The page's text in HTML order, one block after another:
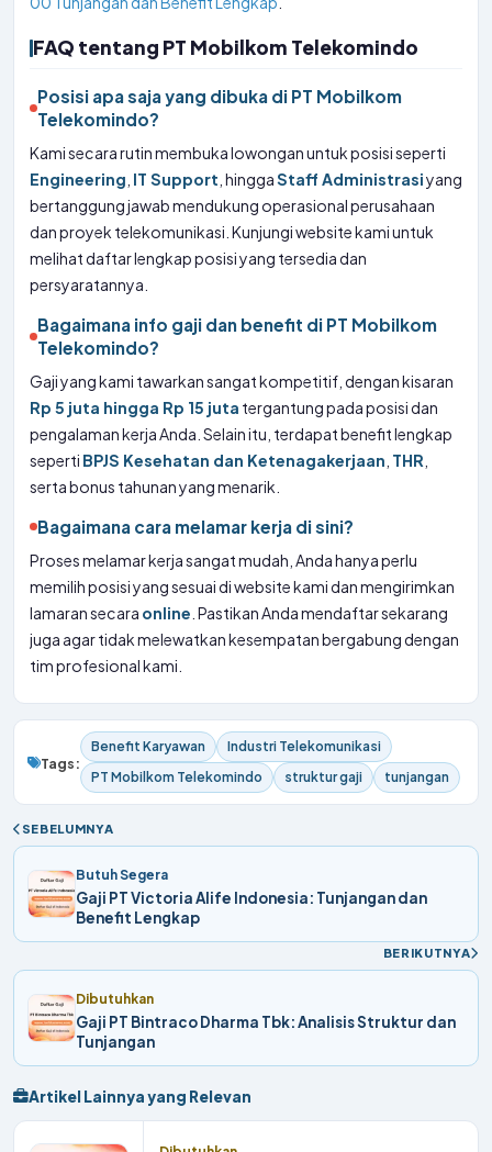
FAQ tentang PT Mobilkom Telekomindo
Posisi apa saja yang dibuka di PT Mobilkom
Telekomindo?
Kami secara rutin membuka lowongan untuk posisi seperti
Engineering IT Support , hinggaStaff Administrasiyang
bertanggung jawab mendukung operasional perusahaan
dan proyek telekomunikasi. Kunjungi website kami untuk
melihat daftar lengkap posisi yang tersedia dan
persyaratannya.
Bagaimana info gaji dan benefit di PT Mobilkom
Telekomindo?
Gaji yang kami tawarkan sangat kompetitif, dengan kisaran
Rp 5 juta hingga Rp 15 juta tergantung pada posisi dan
pengalaman kerja Anda. Selain itu, terdapat benefit lengkap
seperti BPJS Kesehatan dan Ketenagakerjaan THR
serta bonus tahunan yang menarik.
Bagaimana cara melamar kerja di sini?
Proses melamar kerja sangat mudah, Anda hanya perlu
memilih posisi yang sesuai di website kami dan mengirimkan
lamaran secara online . Pastikan Anda mendaftar sekarang
juga agar tidak melewatkan kesempatan bergabung dengan
tim profesional kami.
Tags:
Benefit Karyawan
Industri Telekomunikasi
PT Mobilkom Telekomindo
struktur gaji tunjangan
SEBELUMNYA
Butuh Segera
Gaji PT Victoria Alife Indonesia: Tunjangan dan
Benefit Lengkap
BERIKUTNYA
Dibutuhkan
Gaji PT Bintraco Dharma Tbk: Analisis Struktur dan
Tunjangan
Artikel Lainnya yang Relevan